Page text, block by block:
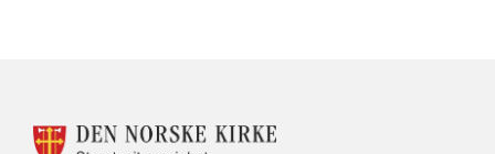
KONTAKTINFORMASJON